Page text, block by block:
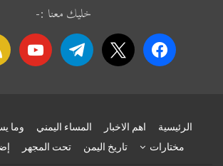
telegram
youtube
rss
mail
اهم الاخبار المساء اليمني وما يسطرون
أصداء
تاريخ اليمن تحت المجهر إضاءات عسكرية